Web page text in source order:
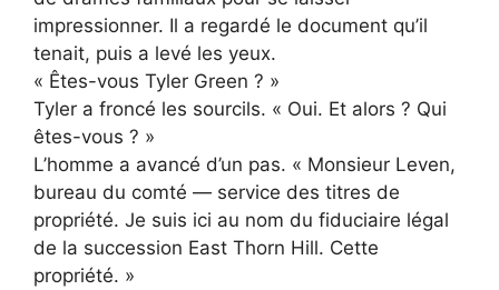
impressionner. Il a regardé le document qu’il
tenait, puis a levé les yeux.
« Êtes-vous Tyler Green ? »
Tyler a froncé les sourcils. « Oui. Et alors ? Qui
êtes-vous ? »
L’homme a avancé d’un pas. « Monsieur Leven,
bureau du comté — service des titres de
propriété. Je suis ici au nom du fiduciaire légal
de la succession East Thorn Hill. Cette
propriété. »